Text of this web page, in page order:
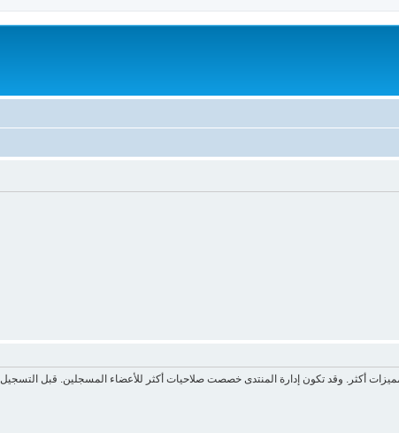
أكثر. وقد تكون إدارة المنتدى خصصت صلاحيات أكثر للأعضاء المسجلين. قبل